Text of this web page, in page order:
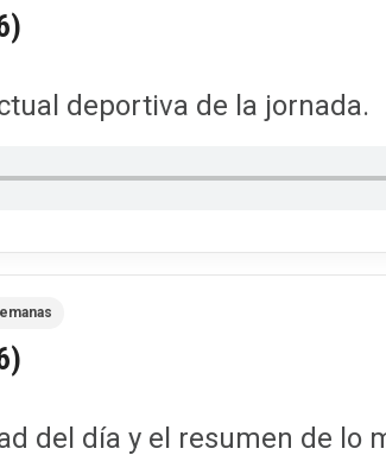
deportiva de la jornada.
del día y el resumen de lo